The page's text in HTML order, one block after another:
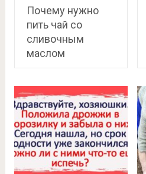
Почему нужно
пить чай со
сливочным
маслом